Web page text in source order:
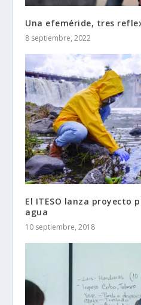
Una efeméride, tres
8 septiembre, 2022
El ITESO lanza proyecto
agua
10 septiembre, 2018